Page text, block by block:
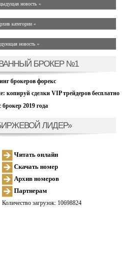
новость «
категории «
новость »
БРОКЕР №1
брокеров форекс
копируй сделки VIP трейдеров бесплатно
2019 года
ЛИДЕР»
Читать онлайн
Скачать номер
Архив номеров
Партнерам
Количество загрузок: 10698824